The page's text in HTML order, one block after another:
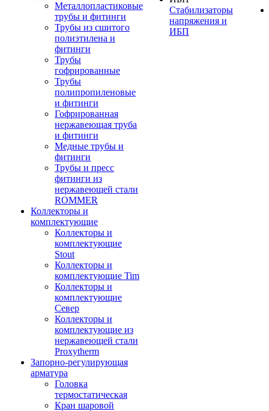
Металлопластиковые
трубы и фитинги
Трубы из сшитого
полиэтилена и
фитинги
Трубы
гофрированные
Трубы
полипропиленовые
и фитинги
Гофрированная
нержавеющая труба
и фитинги
Медные трубы и
фитинги
Трубы и пресс
фитинги из
нержавеющей стали
ROMMER
Коллекторы и
комплектующие
Коллекторы и
комплектующие
Stout
Коллекторы и
комплектующие Tim
Коллекторы и
комплектующие
Север
Коллекторы и
комплектующие из
нержавеющей стали
Proxytherm
Запорно-регулирующая
арматура
Головка
термостатическая
Кран шаровой
Стабилизаторы
напряжения и
ИБП